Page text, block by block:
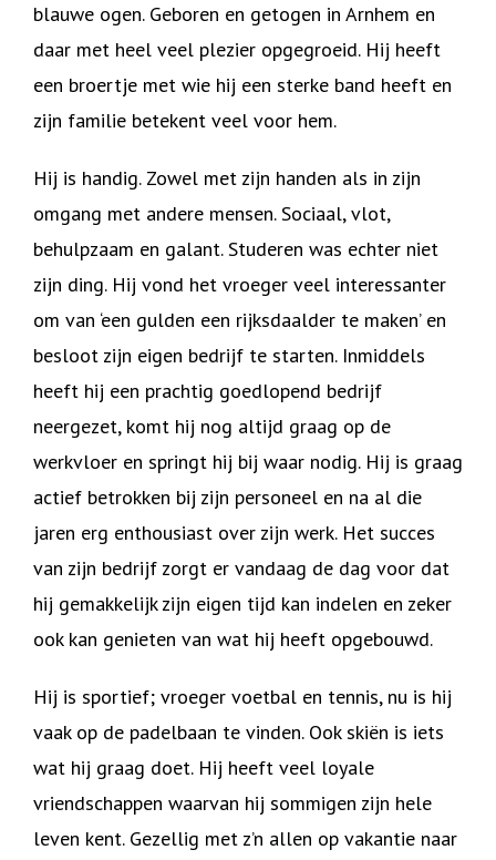
blauwe ogen. Geboren en getogen in Arnhem en
daar met heel veel plezier opgegroeid. Hij heeft
een broertje met wie hij een sterke band heeft en
zijn familie betekent veel voor hem.
Hij is handig. Zowel met zijn handen als in zijn
omgang met andere mensen. Sociaal, vlot,
behulpzaam en galant. Studeren was echter niet
zijn ding. Hij vond het vroeger veel interessanter
om van ‘een gulden een rijksdaalder te maken’ en
besloot zijn eigen bedrijf te starten. Inmiddels
heeft hij een prachtig goedlopend bedrijf
neergezet, komt hij nog altijd graag op de
werkvloer en springt hij bij waar nodig. Hij is graag
actief betrokken bij zijn personeel en na al die
jaren erg enthousiast over zijn werk. Het succes
van zijn bedrijf zorgt er vandaag de dag voor dat
hij gemakkelijk zijn eigen tijd kan indelen en zeker
ook kan genieten van wat hij heeft opgebouwd.
Hij is sportief; vroeger voetbal en tennis, nu is hij
vaak op de padelbaan te vinden. Ook skiën is iets
wat hij graag doet. Hij heeft veel loyale
vriendschappen waarvan hij sommigen zijn hele
leven kent. Gezellig met z’n allen op vakantie naar